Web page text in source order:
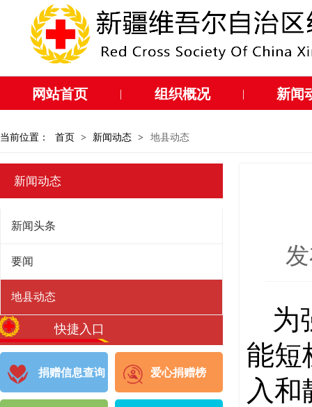
网站首页 | 组织概况 | 新闻
当前位置： 首页 > 新闻动态 > 地县动态
新闻动态
新闻头条
要闻
地县动态
快捷入口
捐赠信息查询 爱心捐赠榜
为
能短
入